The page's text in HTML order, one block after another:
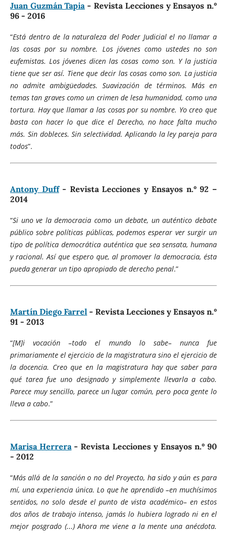
Juan Guzmán Tapia- Revista Lecciones y Ensayos n.º
96 - 2016
“Está dentro de la naturaleza del Poder Judicial el no llamar a
las cosas por su nombre. Los jóvenes como ustedes no son
eufemistas. Los jóvenes dicen las cosas como son. Y la justicia
tiene que ser así. Tiene que decir las cosas como son. La justicia
no admite ambigüedades. Suavización de términos. Más en
temas tan graves como un crimen de lesa humanidad, como una
tortura. Hay que llamar a las cosas por su nombre. Yo creo que
basta con hacer lo que dice el Derecho, no hace falta mucho
más. Sin dobleces. Sin selectividad. Aplicando la ley pareja para
todos”.
Antony Duff- Revista Lecciones y Ensayos n.º 92 –
2014
“Si uno ve la democracia como un debate, un auténtico debate
público sobre políticas públicas, podemos esperar ver surgir un
tipo de política democrática auténtica que sea sensata, humana
y racional. Así que espero que, al promover la democracia, ésta
pueda generar un tipo apropiado de derecho penal.”
Martín Diego Farrel - Revista Lecciones y Ensayos n.º
91 - 2013
“[M]i vocación –todo el mundo lo sabe– nunca fue
primariamente el ejercicio de la magistratura sino el ejercicio de
la docencia. Creo que en la magistratura hay que saber para
qué tarea fue uno designado y simplemente llevarla a cabo.
Parece muy sencillo, parece un lugar común, pero poca gente lo
lleva a cabo.”
Marisa Herrera- Revista Lecciones y Ensayos n.º 90
- 2012
“Más allá de la sanción o no del Proyecto, ha sido y aún es para
mí, una experiencia única. Lo que he aprendido –en muchísimos
sentidos, no solo desde el punto de vista académico– en estos
dos años de trabajo intenso, jamás lo hubiera logrado ni en el
mejor posgrado (...) Ahora me viene a la mente una anécdota.